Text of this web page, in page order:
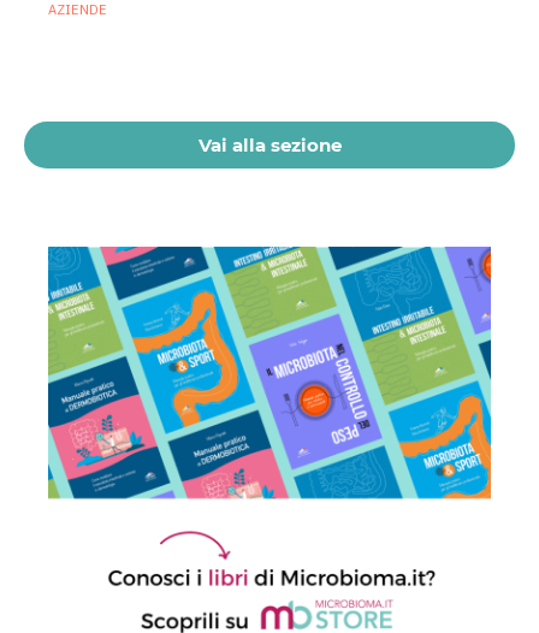
AZIENDE
Vai alla sezione